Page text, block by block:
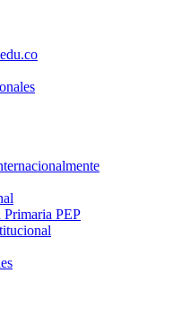
Primaria PEP